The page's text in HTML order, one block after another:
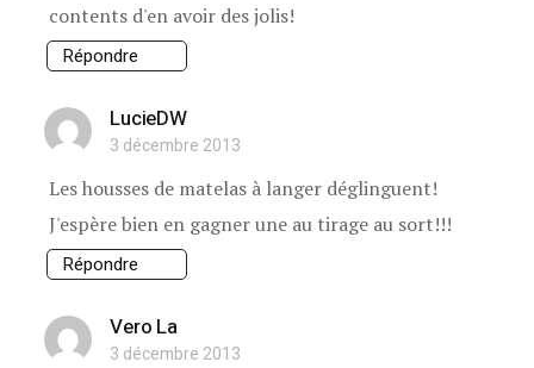
contents d'en avoir des jolis!
Répondre
LucieDW
3 décembre 2013
Les housses de matelas à langer déglinguent!
J'espère bien en gagner une au tirage au sort!!!
Répondre
Vero La
3 décembre 2013